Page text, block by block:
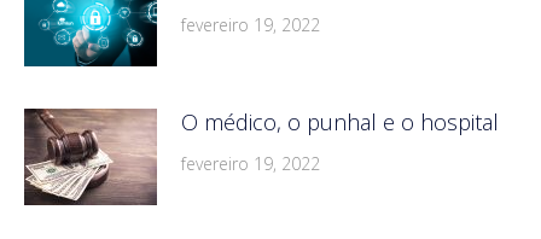
fevereiro 19, 2022
O médico, o punhal e o hospital
fevereiro 19, 2022